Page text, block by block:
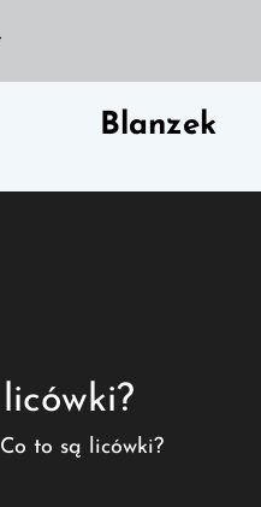
Blanzek
Co to są licówki?